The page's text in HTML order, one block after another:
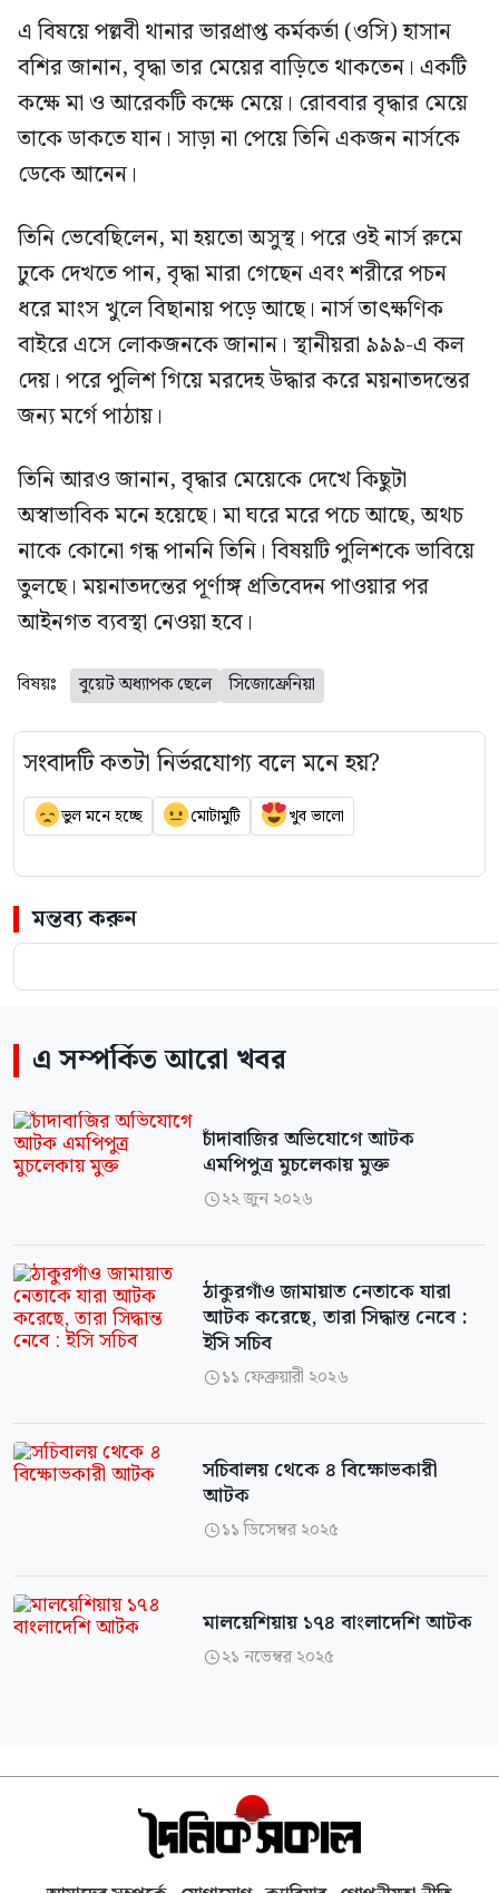
এ বিষয়ে পল্লবী থানার ভারপ্রাপ্ত কর্মকর্তা (ওসি) হাসান
বশির জানান, বৃদ্ধা তার মেয়ের বাড়িতে থাকতেন। একটি
কক্ষে মা ও আরেকটি কক্ষে মেয়ে। রোববার বৃদ্ধার মেয়ে
তাকে ডাকতে যান। সাড়া না পেয়ে তিনি একজন নার্সকে
ডেকে আনেন।
তিনি ভেবেছিলেন, মা হয়তো অসুস্থ। পরে ওই নার্স রুমে
ঢুকে দেখতে পান, বৃদ্ধা মারা গেছেন এবং শরীরে পচন
ধরে মাংস খুলে বিছানায় পড়ে আছে। নার্স তাৎক্ষণিক
বাইরে এসে লোকজনকে জানান। স্থানীয়রা ৯৯৯-এ কল
দেয়। পরে পুলিশ গিয়ে মরদেহ উদ্ধার করে ময়নাতদন্তের
জন্য মর্গে পাঠায়।
তিনি আরও জানান, বৃদ্ধার মেয়েকে দেখে কিছুটা
অস্বাভাবিক মনে হয়েছে। মা ঘরে মরে পচে আছে, অথচ
নাকে কোনো গন্ধ পাননি তিনি। বিষয়টি পুলিশকে ভাবিয়ে
তুলছে। ময়নাতদন্তের পূর্ণাঙ্গ প্রতিবেদন পাওয়ার পর
আইনগত ব্যবস্থা নেওয়া হবে।
বিষয়ঃ বুয়েট অধ্যাপক ছেলে সিজোফ্রেনিয়া
সংবাদটি কতটা নির্ভরযোগ্য বলে মনে হয়?
ভুল মনে হচ্ছে মোটামুটি খুব ভালো
মন্তব্য করুন
এ সম্পর্কিত আরো খবর
চাঁদাবাজির অভিযোগে আটক
এমপিপুত্র মুচলেকায় মুক্ত
২২ জুন ২০২৬
ঠাকুরগাঁও জামায়াত নেতাকে যারা
আটক করেছে, তারা সিদ্ধান্ত নেবে :
ইসি সচিব
১১ ফেব্রুয়ারী ২০২৬
সচিবালয় থেকে ৪ বিক্ষোভকারী
আটক
১১ ডিসেম্বর ২০২৫
মালয়েশিয়ায় ১৭৪ বাংলাদেশি আটক
২১ নভেম্বর ২০২৫